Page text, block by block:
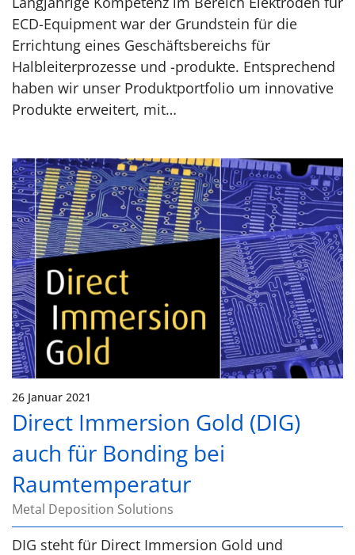
ECD-Equipment war der Grundstein für die
Errichtung eines Geschäftsbereichs für
Halbleiterprozesse und -produkte. Entsprechend
haben wir unser Produktportfolio um innovative
Produkte erweitert, mit…
26 Januar 2021
Direct Immersion Gold (DIG)
auch für Bonding bei
Raumtemperatur
Metal Deposition Solutions
DIG steht für Direct Immersion Gold und